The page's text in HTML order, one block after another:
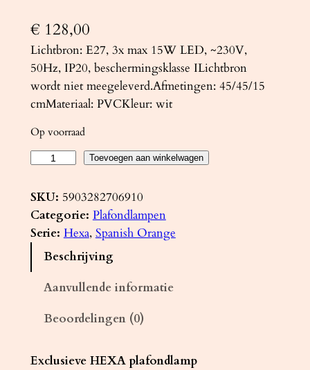
€ 128,00
Lichtbron: E27, 3x max 15W LED, ~230V,
50Hz, IP20, beschermingsklasse ILichtbron
wordt niet meegeleverd.Afmetingen: 45/45/15
cmMateriaal: PVCKleur: wit
Op voorraad
a
f
o
H
Toevoegen aan winkelwagen
SKU: 5903282706910
Categorie: Plafondlampen
Serie: Hexa, Spanish Orange
Beschrijving
Aanvullende informatie
Beoordelingen (0)
Exclusieve HEXA plafondlamp